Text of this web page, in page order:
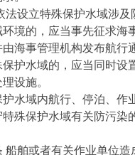
设立特殊保护水域涉及
境的，应当事先征求海
海事管理机构发布航行
护水域的，应当同时设
设施。
域内航行、停泊、作
殊保护水域有关防污染
舶或者有关作业单位造